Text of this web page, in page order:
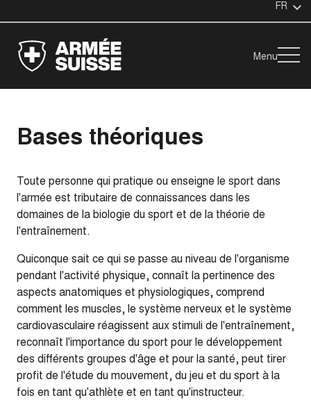
FR
Menu
Bases théoriques
Toute personne qui pratique ou enseigne le sport dans
l'armée est tributaire de connaissances dans les
domaines de la biologie du sport et de la théorie de
l'entraînement.
Quiconque sait ce qui se passe au niveau de l'organisme
pendant l'activité physique, connaît la pertinence des
aspects anatomiques et physiologiques, comprend
comment les muscles, le système nerveux et le système
cardiovasculaire réagissent aux stimuli de l'entraînement,
reconnaît l'importance du sport pour le développement
des différents groupes d'âge et pour la santé, peut tirer
profit de l'étude du mouvement, du jeu et du sport à la
fois en tant qu'athlète et en tant qu'instructeur.